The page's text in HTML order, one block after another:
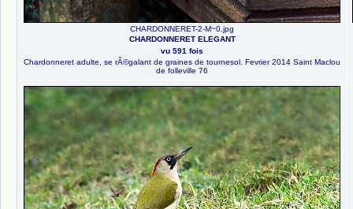
CHARDONNERET-2-M~0.jpg
CHARDONNERET ELEGANT
vu 591 fois
Chardonneret adulte, se rÃ©galant de graines de tournesol. Fevrier 2014 Saint Maclou
de folleville 76